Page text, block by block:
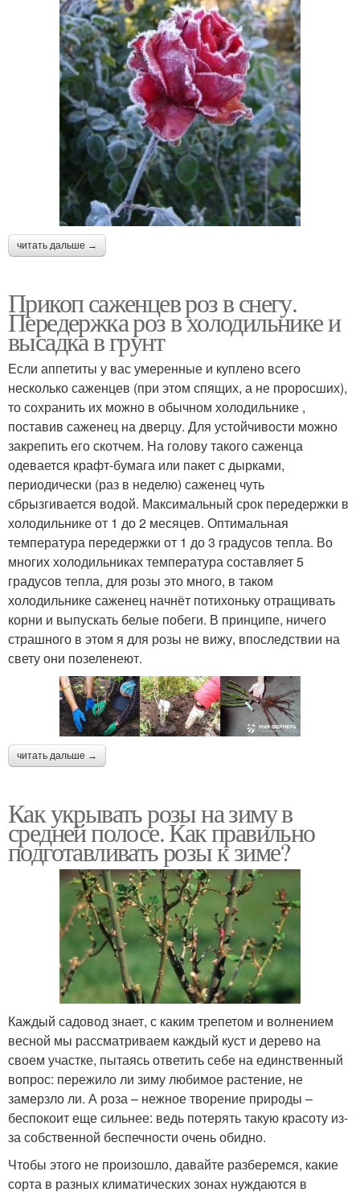
читать дальше →
Прикоп саженцев роз в снегу.
Передержка роз в холодильнике и
высадка в грунт
Если аппетиты у вас умеренные и куплено всего
несколько саженцев (при этом спящих, а не проросших),
то сохранить их можно в обычном холодильнике ,
поставив саженец на дверцу. Для устойчивости можно
закрепить его скотчем. На голову такого саженца
одевается крафт-бумага или пакет с дырками,
периодически (раз в неделю) саженец чуть
сбрызгивается водой. Максимальный срок передержки в
холодильнике от 1 до 2 месяцев. Оптимальная
температура передержки от 1 до 3 градусов тепла. Во
многих холодильниках температура составляет 5
градусов тепла, для розы это много, в таком
холодильнике саженец начнёт потихоньку отращивать
корни и выпускать белые побеги. В принципе, ничего
страшного в этом я для розы не вижу, впоследствии на
свету они позеленеют.
читать дальше →
Как укрывать розы на зиму в
средней полосе. Как правильно
подготавливать розы к зиме?
Каждый садовод знает, с каким трепетом и волнением
весной мы рассматриваем каждый куст и дерево на
своем участке, пытаясь ответить себе на единственный
вопрос: пережило ли зиму любимое растение, не
замерзло ли. А роза – нежное творение природы –
беспокоит еще сильнее: ведь потерять такую красоту из-
за собственной беспечности очень обидно.
Чтобы этого не произошло, давайте разберемся, какие
сорта в разных климатических зонах нуждаются в